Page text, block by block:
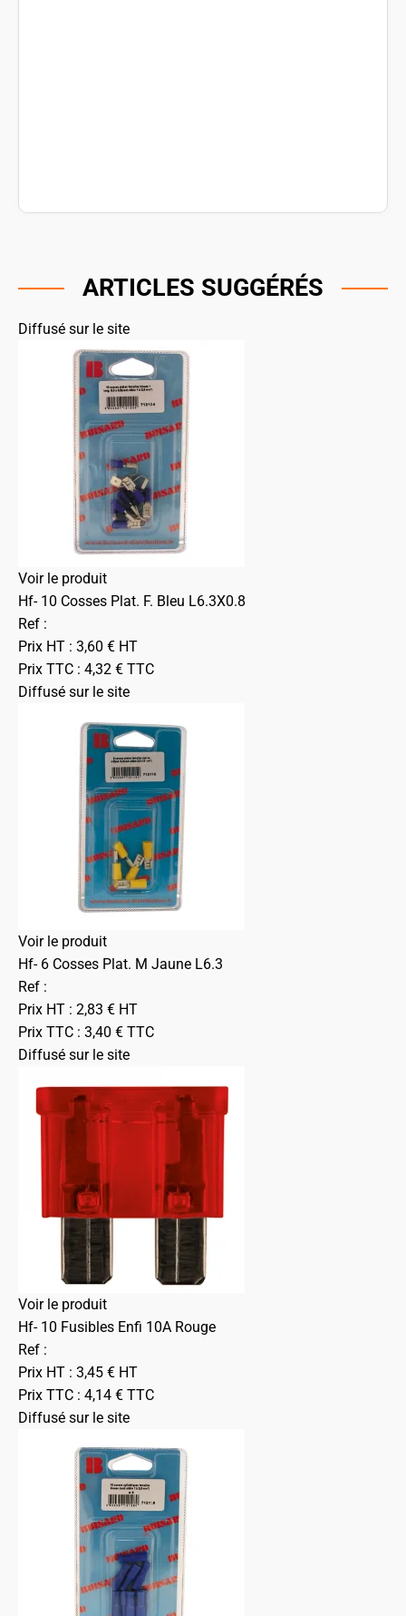
ARTICLES SUGGÉRÉS
Diffusé sur le site
Voir le produit
Hf- 10 Cosses Plat. F. Bleu L6.3X0.8
Ref :
Prix HT : 3,60 € HT
Prix TTC : 4,32 € TTC
Diffusé sur le site
Voir le produit
Hf- 6 Cosses Plat. M Jaune L6.3
Ref :
Prix HT : 2,83 € HT
Prix TTC : 3,40 € TTC
Diffusé sur le site
Voir le produit
Hf- 10 Fusibles Enfi 10A Rouge
Ref :
Prix HT : 3,45 € HT
Prix TTC : 4,14 € TTC
Diffusé sur le site